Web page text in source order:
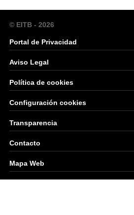
© EITB - 2026
Portal de Privacidad
Aviso Legal
Política de cookies
Configuración cookies
Transparencia
Contacto
Mapa Web